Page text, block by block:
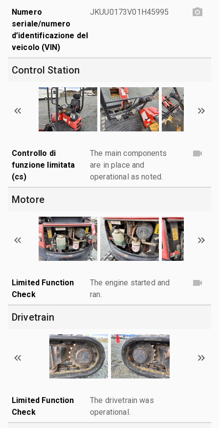
Numero
seriale/numero
d’identificazione del
veicolo (VIN)
JKUU0173V01H45995
Control Station
Controllo di
funzione limitata
(cs)
The main components
are in place and
operational as noted.
Motore
Limited Function
Check
The engine started and
ran.
Drivetrain
Limited Function
Check
The drivetrain was
operational.